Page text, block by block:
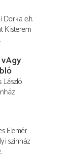
Dorka e.h.
Kisterem
László
Elemér
szinház